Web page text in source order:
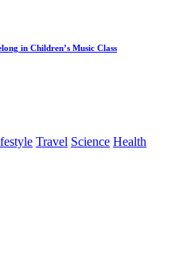
in Children’s Music Class
Travel Science Health